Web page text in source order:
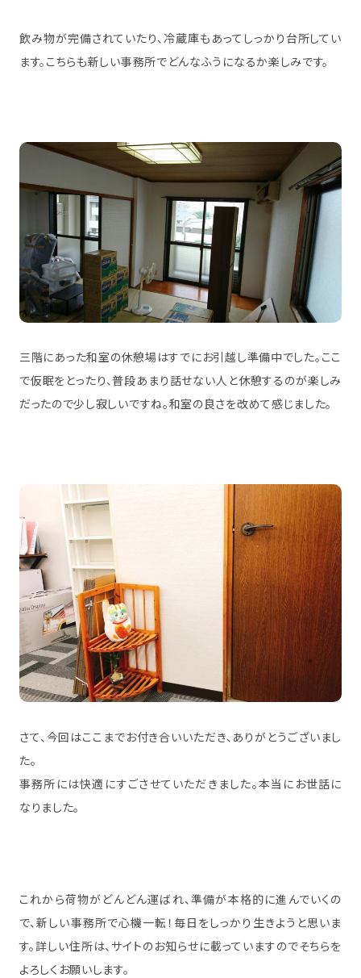
飲み物が完備されていたり、冷蔵庫もあってしっかり台所してい
ます。こちらも新しい事務所でどんなふうになるか楽しみです。
三階にあった和室の休憩場はすでにお引越し準備中でした。ここ
で仮眠をとったり、普段あまり話せない人と休憩するのが楽しみ
だったので少し寂しいですね。和室の良さを改めて感じました。
さて、今回はここまでお付き合いいただき、ありがとうございまし
た。
事務所には快適にすごさせていただきました。本当にお世話に
なりました。
これから荷物がどんどん運ばれ、準備が本格的に進んでいくの
で、新しい事務所で心機一転！毎日をしっかり生きようと思いま
す。詳しい住所は、サイトのお知らせに載っていますのでそちらを
よろしくお願いします。